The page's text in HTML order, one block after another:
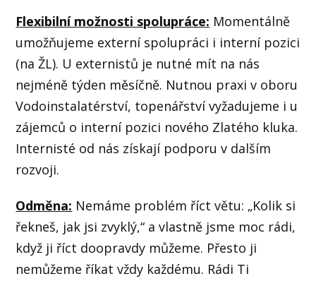
Flexibilní možnosti spolupráce: Momentálně
umožňujeme externí spolupráci i interní pozici
(na ŽL). U externistů je nutné mít na nás
nejméně týden měsíčně. Nutnou praxi v oboru
Vodoinstalatérství, topenářství vyžadujeme i u
zájemců o interní pozici nového Zlatého kluka.
Internisté od nás získají podporu v dalším
rozvoji.
Odměna: Nemáme problém říct větu: „Kolik si
řekneš, jak jsi zvyklý,“ a vlastně jsme moc rádi,
když ji říct doopravdy můžeme. Přesto ji
nemůžeme říkat vždy každému. Rádi Ti